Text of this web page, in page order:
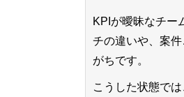
KPIが曖昧なチー
チの違いや、案
がちです。
こうした状態で